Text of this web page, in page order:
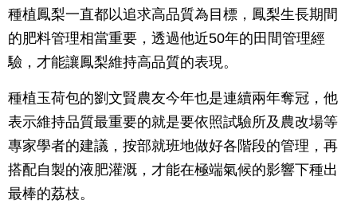
種植鳳梨一直都以追求高品質為目標，鳳梨生長期間
的肥料管理相當重要，透過他近50年的田間管理經
驗，才能讓鳳梨維持高品質的表現。
種植玉荷包的劉文賢農友今年也是連續兩年奪冠，他
表示維持品質最重要的就是要依照試驗所及農改場等
專家學者的建議，按部就班地做好各階段的管理，再
搭配自製的液肥灌溉，才能在極端氣候的影響下種出
最棒的荔枝。